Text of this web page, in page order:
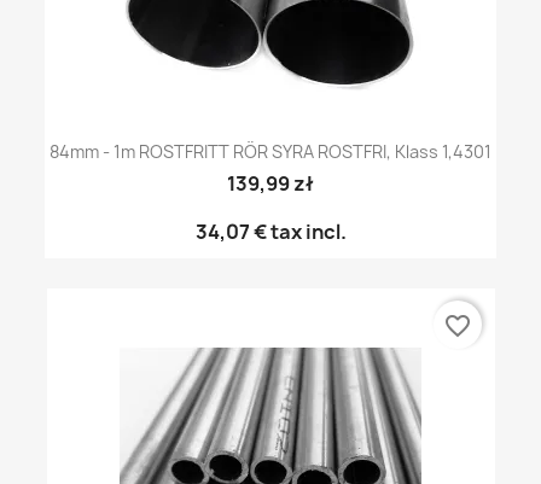
84mm - 1m ROSTFRITT RÖR SYRA ROSTFRI, Klass 1,4301
139,99 zł
34,07 €tax incl.
favorite_border